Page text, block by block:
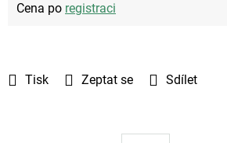
Tisk Zeptat se Sdílet
Cena po registraci